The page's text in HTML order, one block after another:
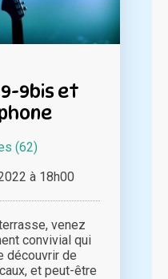
9bis et
(62)
à 18h00
venez
convivial qui
découvrir de
et peut-être